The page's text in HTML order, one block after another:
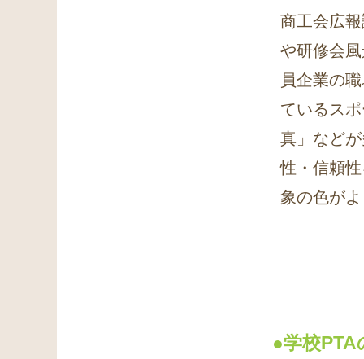
商工会広
や研修会
員企業の
ているス
真」など
性・信頼
象の色が
●学校